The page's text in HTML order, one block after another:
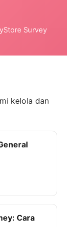
Store Survey
kelola dan
Cara